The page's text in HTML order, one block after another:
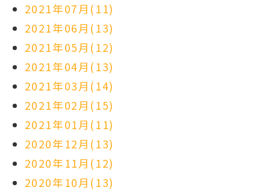
2021年07月(11)
2021年06月(13)
2021年05月(12)
2021年04月(13)
2021年03月(14)
2021年02月(15)
2021年01月(11)
2020年12月(13)
2020年11月(12)
2020年10月(13)